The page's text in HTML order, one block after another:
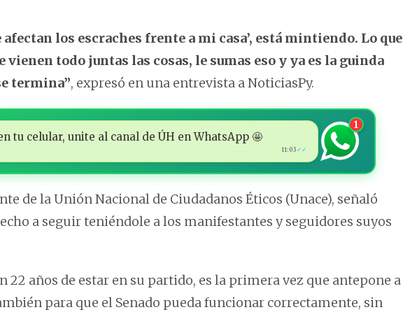
afectan los escraches frente a mi casa’, está mintiendo. Lo que
vienen todo juntas las cosas, le sumas eso y ya es la guinda
termina”, expresó en una entrevista a NoticiasPy.
tu celular, unite al canal de ÚH en WhatsApp 🤩
11:03 ✓✓
1
de la Unión Nacional de Ciudadanos Éticos (Unace), señaló
a seguir teniéndole a los manifestantes y seguidores suyos
22 años de estar en su partido, es la primera vez que antepone a
para que el Senado pueda funcionar correctamente, sin